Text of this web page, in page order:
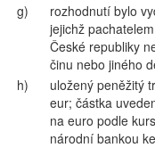
g)
rozhodnutí bylo
jejichž
České republiky
činu nebo jiného
h)
uložený peněžitý
eur; částka
na euro podle
národní bankou